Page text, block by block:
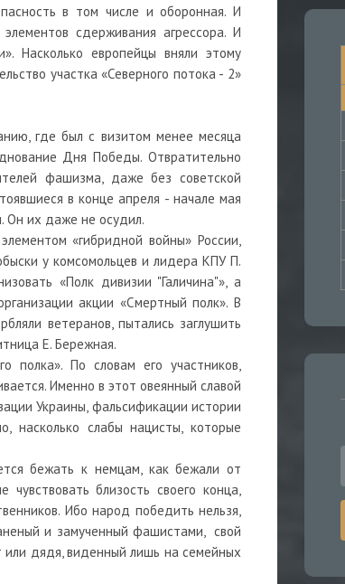
в том числе и оборонная. И
сдерживания агрессора. И
Насколько европейцы вняли этому
участка «Северного потока - 2»
где был с визитом менее месяца
Дня Победы. Отвратительно
фашизма, даже без советской
в конце апреля - начале мая
Он их даже не осудил.
«гибридной войны» России,
у комсомольцев и лидера КПУ П.
«Полк дивизии "Галичина"», а
акции «Смертный полк». В
ветеранов, пытались заглушить
Е. Бережная.
полка». По словам его участников,
Именно в этот овеянный славой
Украины, фальсификации истории
слабы нацисты, которые
бежать к немцам, как бежали от
близость своего конца,
Ибо народ победить нельзя,
и замученный фашистами, свой
или дядя, виденный лишь на семейных